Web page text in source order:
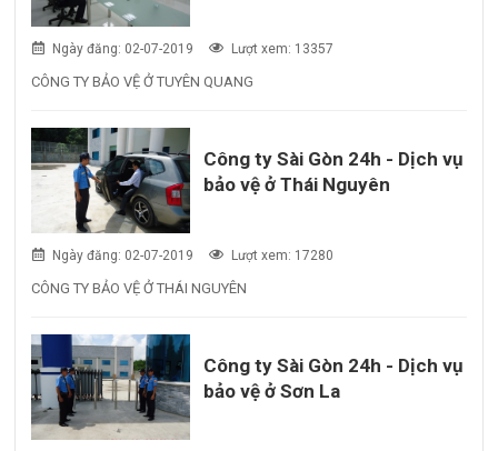
Ngày đăng: 02-07-2019 Lượt xem: 13357
CÔNG TY BẢO VỆ Ở TUYÊN QUANG
Công ty Sài Gòn 24h - Dịch vụ
bảo vệ ở Thái Nguyên
Ngày đăng: 02-07-2019 Lượt xem: 17280
CÔNG TY BẢO VỆ Ở THÁI NGUYÊN
Công ty Sài Gòn 24h - Dịch vụ
bảo vệ ở Sơn La